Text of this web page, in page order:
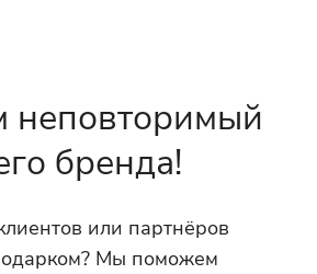
неповторимый
бренда!
или партнёров
Мы поможем